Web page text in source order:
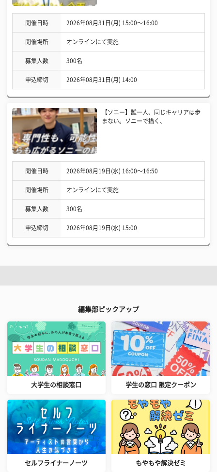
開催日時 2026年08月31日(月) 15:00〜16:00
開催場所 オンラインにて実施
募集人数 300名
申込締切 2026年08月31日(月) 14:00
【ソニー】誰一人、同じキャリアは歩
まない。ソニーで描く、
開催日時 2026年08月19日(水) 16:00〜16:50
開催場所 オンラインにて実施
募集人数 300名
申込締切 2026年08月19日(水) 15:00
編集部ピックアップ
大学生の相談窓口 学生の窓口 限定クーポン
セルフライナーノーツ もやもや解決ゼミ